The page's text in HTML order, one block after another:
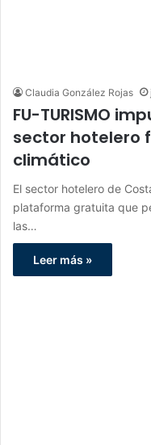
Claudia González Rojas
FU-TURISMO
sector hotelero
climático
El sector hotelero de
plataforma gratuita que
las…
Leer más »